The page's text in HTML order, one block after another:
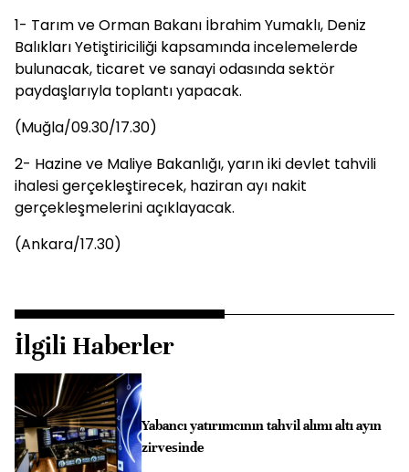
1- Tarım ve Orman Bakanı İbrahim Yumaklı, Deniz
Balıkları Yetiştiriciliği kapsamında incelemelerde
bulunacak, ticaret ve sanayi odasında sektör
paydaşlarıyla toplantı yapacak.
(Muğla/09.30/17.30)
2- Hazine ve Maliye Bakanlığı, yarın iki devlet tahvili
ihalesi gerçekleştirecek, haziran ayı nakit
gerçekleşmelerini açıklayacak.
(Ankara/17.30)
İlgili Haberler
Yabancı yatırımcının tahvil alımı altı ayın
zirvesinde